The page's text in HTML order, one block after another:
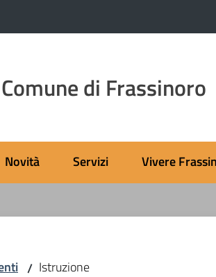
Comune di Frassinoro
Novità Servizi Vivere
/ Istruzione